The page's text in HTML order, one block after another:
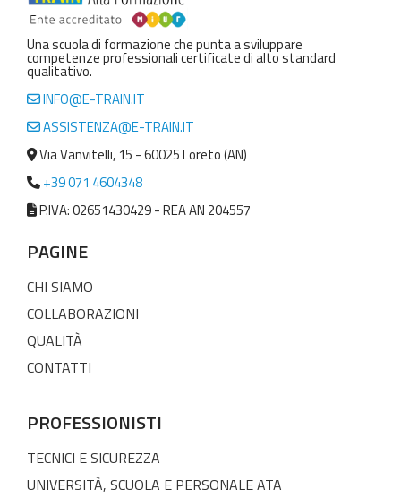
Una scuola di formazione che punta a sviluppare
competenze professionali certificate di alto standard
qualitativo.
INFO@E-TRAIN.IT
ASSISTENZA@E-TRAIN.IT
Via Vanvitelli, 15 - 60025 Loreto (AN)
+39 071 4604348
P.IVA: 02651430429 - REA AN 204557
PAGINE
CHI SIAMO
COLLABORAZIONI
QUALITÀ
CONTATTI
PROFESSIONISTI
TECNICI E SICUREZZA
UNIVERSITÀ, SCUOLA E PERSONALE ATA